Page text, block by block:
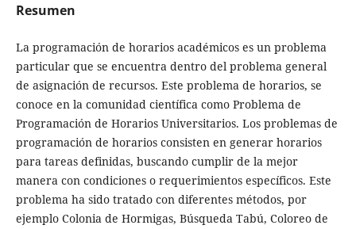
Resumen
La programación de horarios académicos es un problema
particular que se encuentra dentro del problema general
de asignación de recursos. Este problema de horarios, se
conoce en la comunidad científica como Problema de
Programación de Horarios Universitarios. Los problemas de
programación de horarios consisten en generar horarios
para tareas definidas, buscando cumplir de la mejor
manera con condiciones o requerimientos específicos. Este
problema ha sido tratado con diferentes métodos, por
ejemplo Colonia de Hormigas, Búsqueda Tabú, Coloreo de